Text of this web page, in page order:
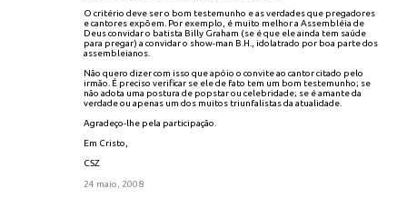
O critério deve ser o bom testemunho e as verdades que pregadores
e cantores expõem. Por exemplo, é muito melhor a Assembléia de
Deus convidar o batista Billy Graham (se é que ele ainda tem saúde
para pregar) a convidar o show-man B.H., idolatrado por boa parte dos
assembleianos.
Não quero dizer com isso que apóio o convite ao cantor citado pelo
irmão. É preciso verificar se ele de fato tem um bom testemunho; se
não adota uma postura de popstar ou celebridade; se é amante da
verdade ou apenas um dos muitos triunfalistas da atualidade.
Agradeço-lhe pela participação.
Em Cristo,
CSZ
24 maio, 2008